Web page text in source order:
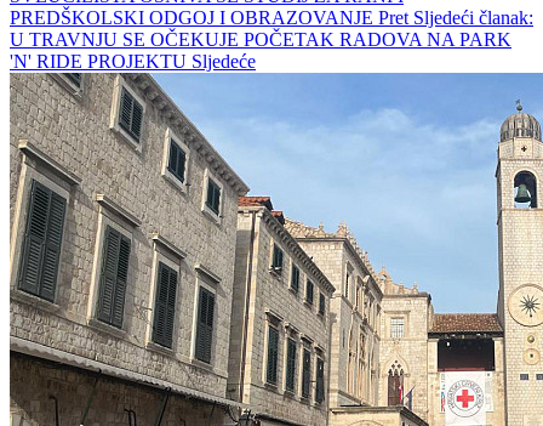
PREDŠKOLSKI ODGOJ I OBRAZOVANJE Pret Sljedeći članak:
U TRAVNJU SE OČEKUJE POČETAK RADOVA NA PARK
'N' RIDE PROJEKTU Sljedeće